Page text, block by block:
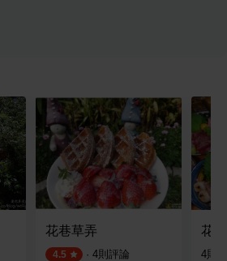
花巷草弄
4.5 · 4則評論
花
4則